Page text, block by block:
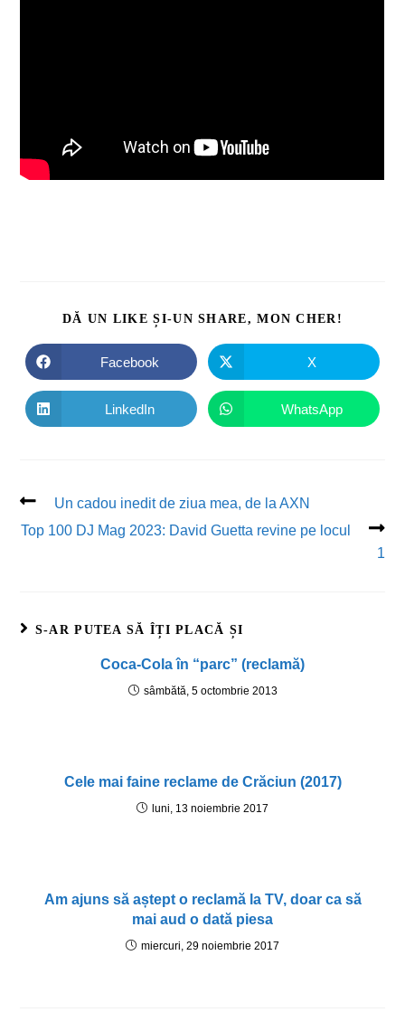
DĂ UN LIKE ȘI-UN SHARE, MON CHER!
Facebook X
LinkedIn WhatsApp
Un cadou inedit de ziua mea, de la AXN
Top 100 DJ Mag 2023: David Guetta revine pe locul
1
S-AR PUTEA SĂ ÎȚI PLACĂ ȘI
Coca-Cola în “parc” (reclamă)
sâmbătă, 5 octombrie 2013
Cele mai faine reclame de Crăciun (2017)
luni, 13 noiembrie 2017
Am ajuns să aștept o reclamă la TV, doar ca să
mai aud o dată piesa
miercuri, 29 noiembrie 2017